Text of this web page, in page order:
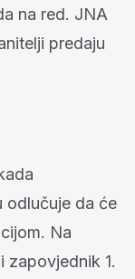
na red. JNA
predaju
odlučuje da će
Na
zapovjednik 1.